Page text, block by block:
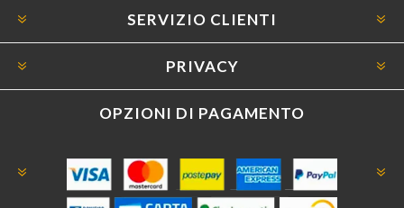
SERVIZIO CLIENTI
PRIVACY
OPZIONI DI PAGAMENTO